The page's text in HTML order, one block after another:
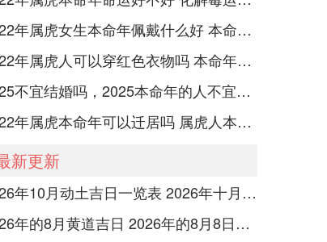
2022年属虎女生本命年佩戴什么好 本命年属虎女性适合佩戴什么吉祥物
2022年属虎人可以穿红色衣物吗 本命年的注意事项
2025不宜结婚吗，2025本命年的人不宜结婚怎么破解
2022年属虎本命年可以迁居吗 属虎人本命年注意事项
新更新
2026年10月动土吉日一览表 2026年十月六日能动土吗
2026年的8月黄道吉日 2026年的8月8日是星期几